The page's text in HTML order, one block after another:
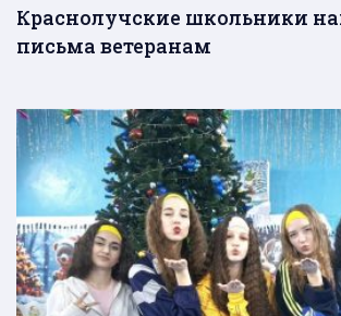
Краснолучские школьники
письма ветеранам